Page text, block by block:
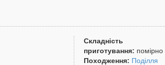
Складність
приготування: помірно
Походження: Поділля